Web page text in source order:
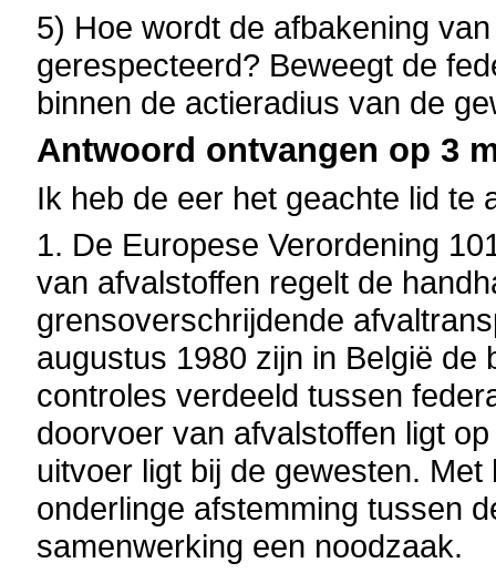
5) Hoe wordt de afbakening
gerespecteerd? Beweegt de
binnen de actieradius van de
Antwoord ontvangen op 3
Ik heb de eer het geachte lid te
1. De Europese Verordening
van afvalstoffen regelt de
grensoverschrijdende
augustus 1980 zijn in België de
controles verdeeld tussen
doorvoer van afvalstoffen ligt
uitvoer ligt bij de gewesten.
onderlinge afstemming tussen
samenwerking een noodzaak.